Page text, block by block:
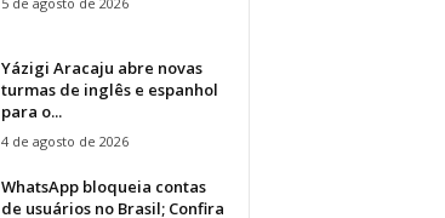
Yázigi Aracaju abre novas
turmas de inglês e espanhol
para o...
4 de agosto de 2026
WhatsApp bloqueia contas
de usuários no Brasil; Confira